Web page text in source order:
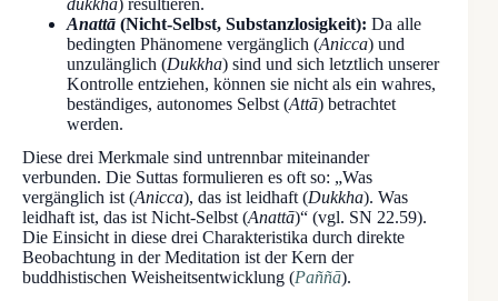
Anattā (Nicht-Selbst, Substanzlosigkeit): Da alle
bedingten Phänomene vergänglich (Anicca) und
unzulänglich (Dukkha) sind und sich letztlich unserer
Kontrolle entziehen, können sie nicht als ein wahres,
beständiges, autonomes Selbst (Attā) betrachtet
werden.
Diese drei Merkmale sind untrennbar miteinander
verbunden. Die Suttas formulieren es oft so: „Was
vergänglich ist (Anicca), das ist leidhaft (Dukkha). Was
leidhaft ist, das ist Nicht-Selbst (Anattā)“ (vgl. SN 22.59).
Die Einsicht in diese drei Charakteristika durch direkte
Beobachtung in der Meditation ist der Kern der
buddhistischen Weisheitsentwicklung (Paññā).